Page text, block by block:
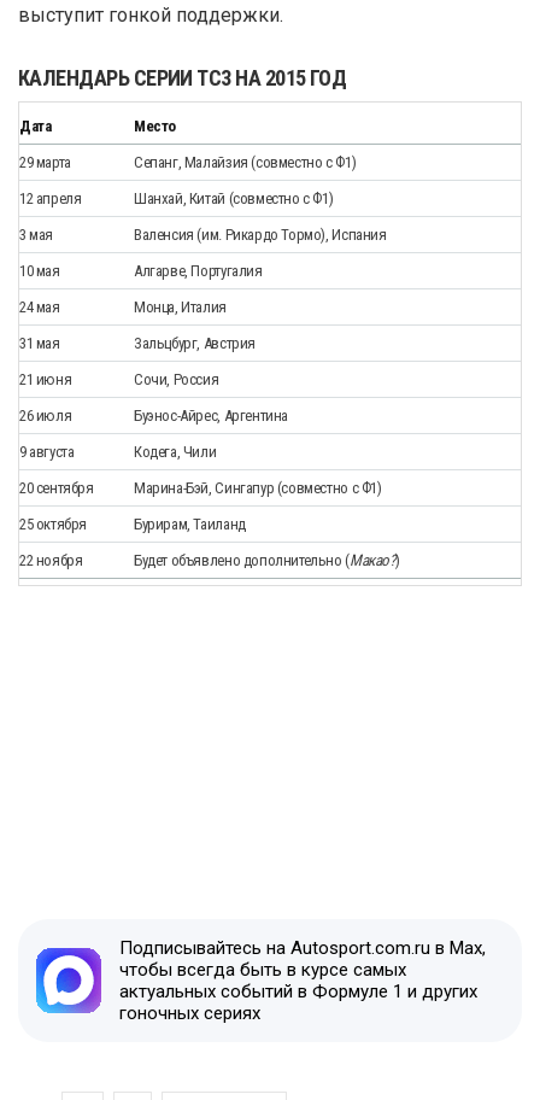
выступит гонкой поддержки.
КАЛЕНДАРЬ СЕРИИ TC3 НА 2015 ГОД
Дата
Место
29 марта
Сепанг, Малайзия (совместно с Ф1)
12 апреля
Шанхай, Китай (совместно с Ф1)
3 мая
Валенсия (им. Рикардо Тормо), Испания
10 мая
Алгарве, Португалия
24 мая
Монца, Италия
31 мая
Зальцбург, Австрия
21 июня
Сочи, Россия
26 июля
Буэнос-Айрес, Аргентина
9 августа
Кодега, Чили
20 сентября
Марина-Бэй, Сингапур (совместно с Ф1)
25 октября
Бурирам, Таиланд
22 ноября
Будет объявлено дополнительно (Макао?)
Подписывайтесь на Autosport.com.ru в Max,
чтобы всегда быть в курсе самых
актуальных событий в Формуле 1 и других
гоночных сериях